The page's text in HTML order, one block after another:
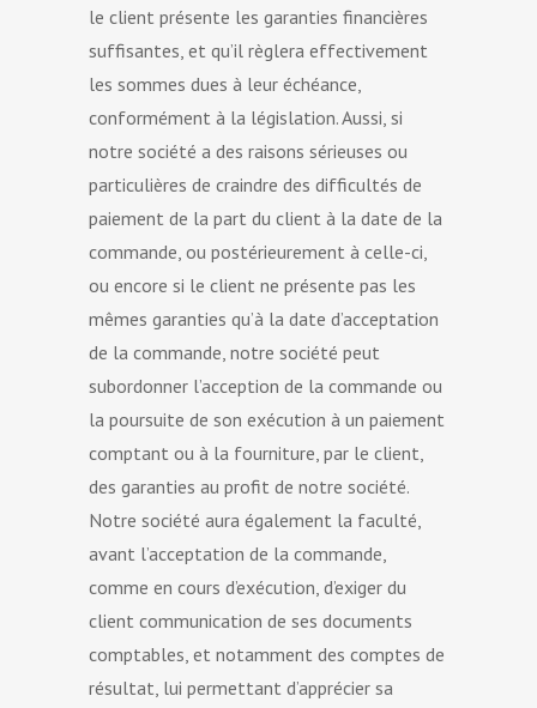
le client présente les garanties financières
suffisantes, et qu’il règlera effectivement
les sommes dues à leur échéance,
conformément à la législation. Aussi, si
notre société a des raisons sérieuses ou
particulières de craindre des difficultés de
paiement de la part du client à la date de la
commande, ou postérieurement à celle-ci,
ou encore si le client ne présente pas les
mêmes garanties qu’à la date d’acceptation
de la commande, notre société peut
subordonner l’acception de la commande ou
la poursuite de son exécution à un paiement
comptant ou à la fourniture, par le client,
des garanties au profit de notre société.
Notre société aura également la faculté,
avant l’acceptation de la commande,
comme en cours d’exécution, d’exiger du
client communication de ses documents
comptables, et notamment des comptes de
résultat, lui permettant d’apprécier sa